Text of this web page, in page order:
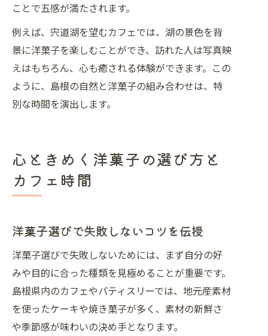
ことで五感が満たされます。
例えば、宍道湖を望むカフェでは、湖の景色を背
景に洋菓子を楽しむことができ、訪れた人は写真映
えはもちろん、心も癒される体験ができます。この
ように、島根の自然と洋菓子の組み合わせは、特
別な時間を演出します。
心ときめく洋菓子の選び方と
カフェ時間
洋菓子選びで失敗しないコツを伝授
洋菓子選びで失敗しないためには、まず自分の好
みや目的に合った種類を見極めることが重要です。
島根県内のカフェやパティスリーでは、地元産素材
を使ったケーキや焼き菓子が多く、素材の新鮮さ
や季節感が味わいの決め手となります。